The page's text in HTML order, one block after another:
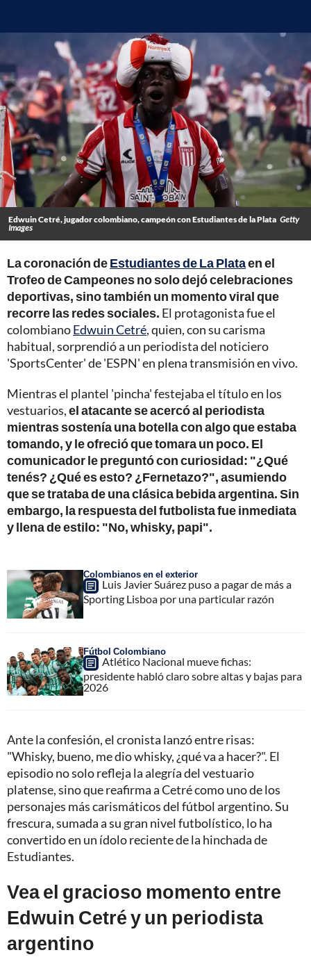
Edwuin Cetré, jugador colombiano, campeón con Estudiantes de la Plata Getty
Images
La coronación deEstudiantes de La Plataen el
Trofeo de Campeones no solo dejó celebraciones
deportivas, sino también un momento viral que
recorre las redes sociales. El protagonista fue el
colombianoEdwuin Cetré, quien, con su carisma
habitual, sorprendió a un periodista del noticiero
'SportsCenter' de 'ESPN' en plena transmisión en vivo.
Mientras el plantel 'pincha' festejaba el título en los
vestuarios,el atacante se acercó al periodista
mientras sostenía una botella con algo que estaba
tomando, y le ofreció que tomara un poco. El
comunicador le preguntó con curiosidad: "¿Qué
tenés? ¿Qué es esto? ¿Fernetazo?", asumiendo
que se trataba de una clásica bebida argentina. Sin
embargo, la respuesta del futbolista fue inmediata
y llena de estilo: "No, whisky, papi".
Colombianos en el exterior
Luis Javier Suárez puso a pagar de más a
Sporting Lisboa por una particular razón
Fútbol Colombiano
Atlético Nacional mueve fichas:
presidente habló claro sobre altas y bajas para
2026
Ante la confesión, el cronista lanzó entre risas:
"Whisky, bueno, me dio whisky, ¿qué va a hacer?". El
episodio no solo refleja la alegría del vestuario
platense, sino que reafirma a Cetré como uno de los
personajes más carismáticos del fútbol argentino. Su
frescura, sumada a su gran nivel futbolístico, lo ha
convertido en un ídolo reciente de la hinchada de
Estudiantes.
Vea el gracioso momento entre
Edwuin Cetré y un periodista
argentino